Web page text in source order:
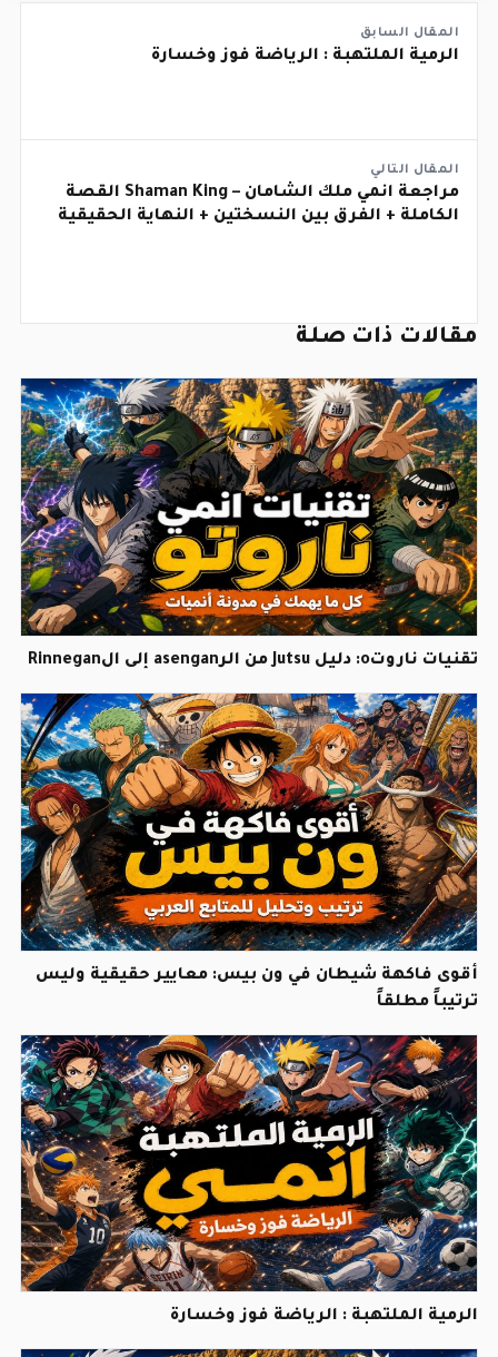
المقال السابق
الرمية الملتهبة : الرياضة فوز وخسارة
المقال التالي
مراجعة انمي ملك الشامان – Shaman King القصة
الكاملة + الفرق بين النسختين + النهاية الحقيقية
مقالات ذات صلة
تقنيات ناروتo: دليل Jutsu من الرasengan إلى الRinnegan
أقوى فاكهة شيطان في ون بيس: معايير حقيقية وليس
ترتيباً مطلقاً
الرمية الملتهبة : الرياضة فوز وخسارة